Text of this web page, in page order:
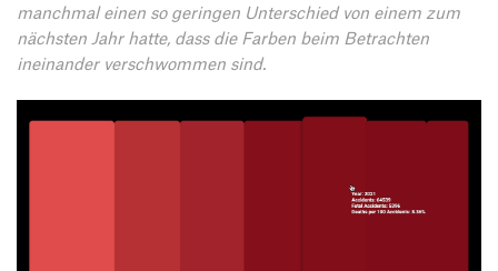
manchmal einen so geringen Unterschied von einem zum
nächsten Jahr hatte, dass die Farben beim Betrachten
ineinander verschwommen sind.